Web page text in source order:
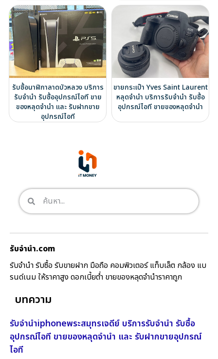
รับซื้อนาฬิกาลาดบัวหลวง บริการ
รับจำนำ รับซื้ออุปกรณ์ไอที ขาย
ของหลุดจำนำ และ รับฝากขาย
อุปกรณ์ไอที
ขายกระเป๋า Yves Saint Laurent
หลุดจำนำ บริการรับจำนำ รับซื้อ
อุปกรณ์ไอที ขายของหลุดจำนำ
รับจํานํา.com
รับจำนำ รับซื้อ รับขายฝาก มือถือ คอมพิวเตอร์ แท็บเล็ต กล้อง แบ
รนด์เนม ให้ราคาสูง ดอกเบี้ยต่ำ ขายของหลุดจำนำราคาถูก
บทความ
รับจำนำiphoneพระสมุทรเจดีย์ บริการรับจำนำ รับซื้อ
อุปกรณ์ไอที ขายของหลุดจำนำ และ รับฝากขายอุปกรณ์
ไอที